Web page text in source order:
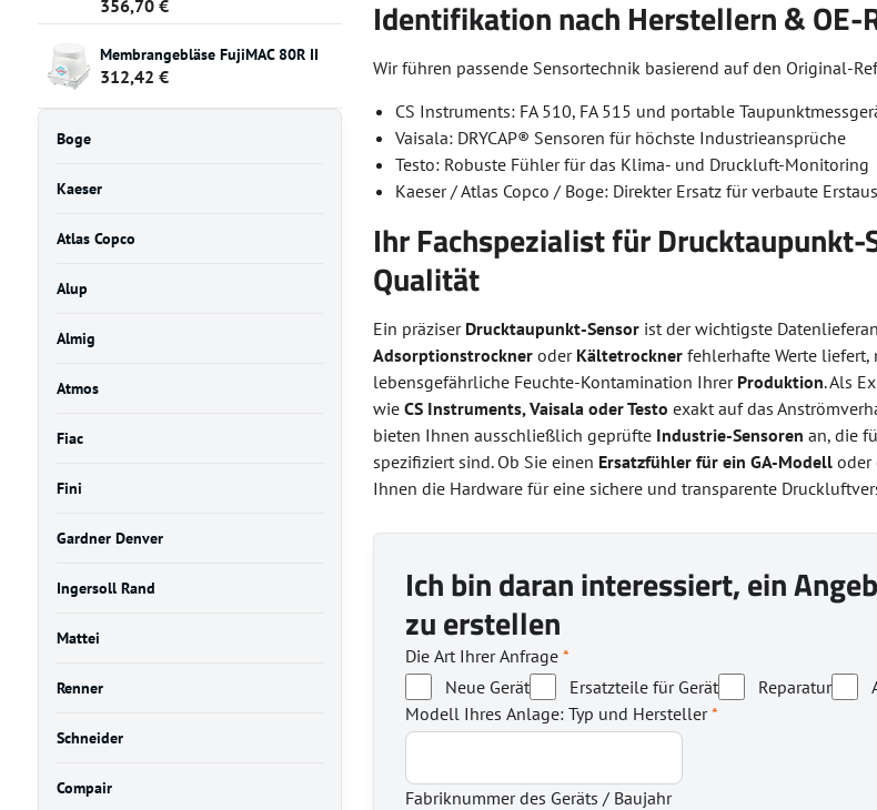
Identifikation nach Herstellern & OE-
Wir führen passende Sensortechnik basierend auf den Original-
CS Instruments: FA 510, FA 515 und portable
Vaisala: DRYCAP® Sensoren für höchste Industrieansprüche
Testo: Robuste Fühler für das Klima- und Druckluft-Monitoring
Kaeser / Atlas Copco / Boge: Direkter Ersatz für verbaute
Ihr Fachspezialist für
Qualität
Ein präziser Drucktaupunkt-Sensor ist der wichtigste
Adsorptionstrockner oder Kältetrockner fehlerhafte Werte liefert,
lebensgefährliche Feuchte-Kontamination Ihrer Produktion. Als
wieCS Instruments, Vaisala oder Testo exakt auf das
bieten Ihnen ausschließlich geprüfte Industrie-Sensoren an, die
spezifiziert sind. Ob Sie einen Ersatzfühler für ein GA-Modell oder
Ihnen die Hardware für eine sichere und transparente
Ich bin daran interessiert, ein
zu erstellen
Die Art Ihrer Anfrage*
Neue Gerät
Ersatzteile für Gerät Reparatur
Modell Ihres Anlage: Typ und Hersteller*
Fabriknummer des Geräts / Baujahr
356,70 €
Membrangebläse FujiMAC 80R II
312,42 €
Boge
Kaeser
Atlas Copco
Alup
Almig
Atmos
Fiac
Fini
Gardner Denver
Ingersoll Rand
Mattei
Renner
Schneider
Compair